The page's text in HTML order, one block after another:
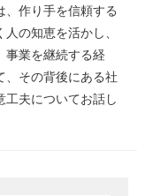
、作り手を信頼する
の知恵を活かし、
事業を継続する経
、その背後にある社
工夫についてお話し